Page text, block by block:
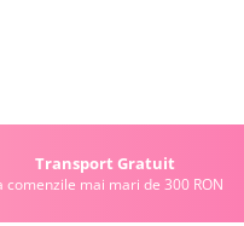
Transport Gratuit
comenzile mai mari de 300 RON